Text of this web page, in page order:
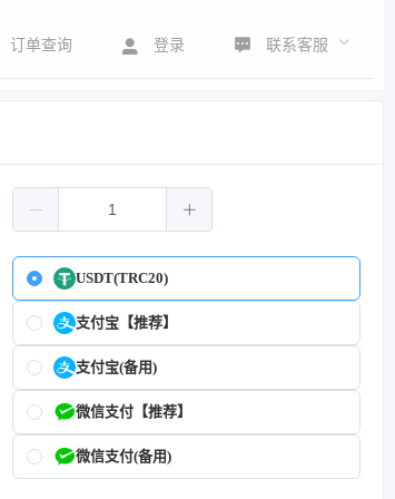
订单查询 登录 联系客服
USDT(TRC20)
支付宝【推荐】
支付宝(备用)
微信支付【推荐】
微信支付(备用)